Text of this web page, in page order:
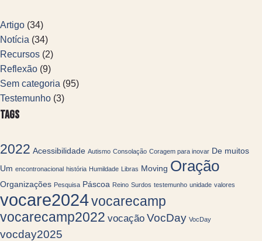
Artigo (34)
Notícia (34)
Recursos (2)
Reflexão (9)
Sem categoria (95)
Testemunho (3)
Tags
2022 Acessibilidade Autismo Consolação Coragem para inovar De muitos
Um encontronacional história Humildade Libras Moving Oração
Organizações Pesquisa Páscoa Reino Surdos testemunho unidade valores
vocare2024vocarecamp
vocarecamp2022 vocação VocDay VocDay
vocday2025